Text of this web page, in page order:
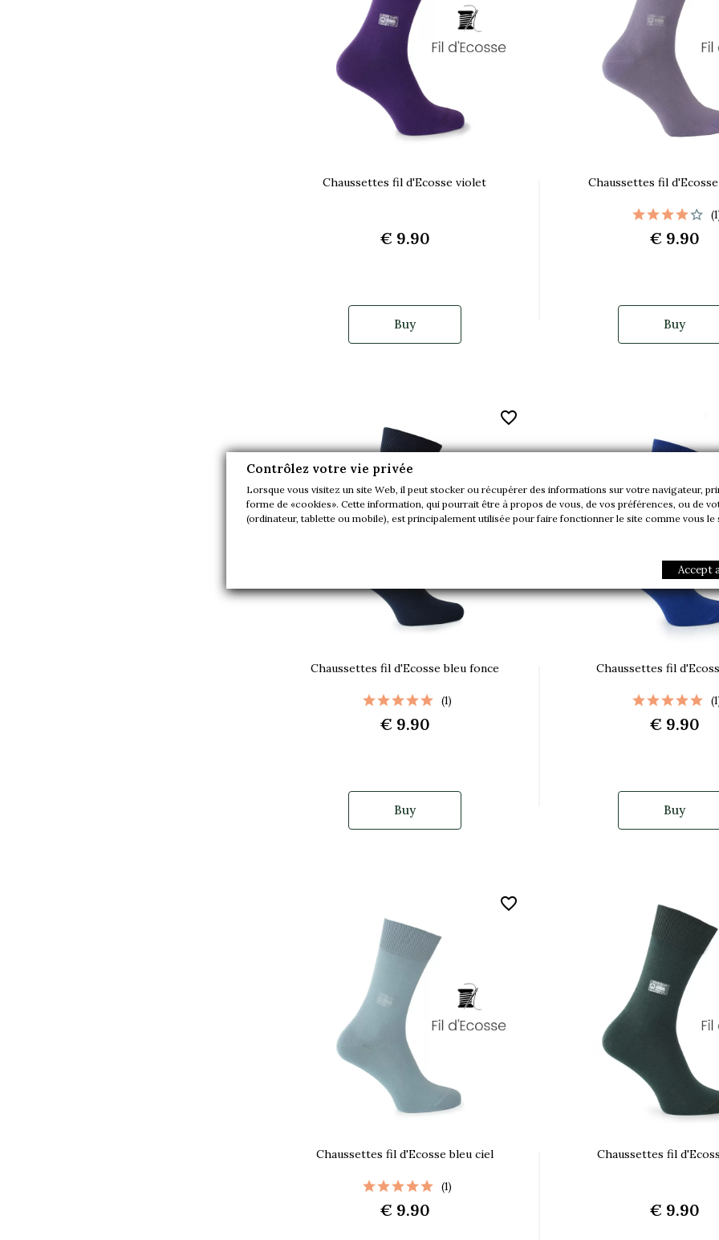
Chaussettes fil d'Ecosse violet
€ 9.90
Buy
Chaussettes fil
€ 9.90
Buy
favorite_border
Chaussettes fil d'Ecosse bleu fonce
(1)
€ 9.90
Buy
Chaussettes fil
€ 9.90
Buy
favorite_border
Chaussettes fil d'Ecosse bleu ciel
(1)
€ 9.90
Chaussettes fil
€ 9.90
Contrôlez votre vie privée
Lorsque vous visitez un site Web, il peut stocker ou récupérer des informations sur votre navigateur,
forme de «cookies». Cette information, qui pourrait être à propos de vous, de vos préférences, ou de
(ordinateur, tablette ou mobile), est principalement utilisée pour faire fonctionner le site comme vous le
Accept